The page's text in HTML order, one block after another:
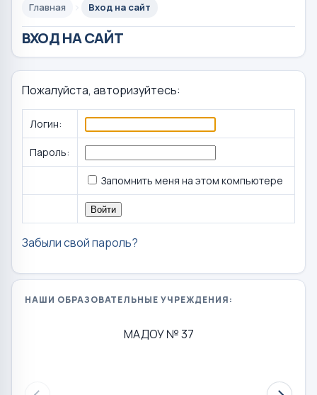
Главная Вход на сайт
ВХОД НА САЙТ
Пожалуйста, авторизуйтесь:
Логин:
Пароль:
Запомнить меня на этом компьютере
Забыли свой пароль?
НАШИ ОБРАЗОВАТЕЛЬНЫЕ УЧРЕЖДЕНИЯ:
МАДОУ № 37